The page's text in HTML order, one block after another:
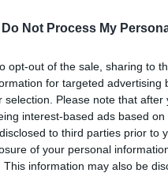
Do Not Process My
opt-out of the sale, sharing to
for targeted
selection. Please note that
interest-based ads based
to third parties prior to
of your personal
This information may also be
a Kreml,
az esetben